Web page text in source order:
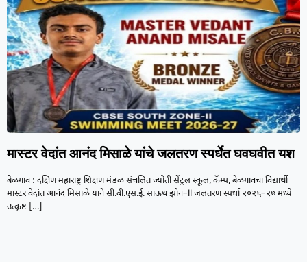
मास्टर वेदांत आनंद मिसाळे यांचे जलतरण स्पर्धेत घवघवीत यश
बेळगाव : दक्षिण महाराष्ट्र शिक्षण मंडळ संचलित ज्योती सेंट्रल स्कूल, कॅम्प, बेळगावचा विद्यार्थी
मास्टर वेदांत आनंद मिसाळे याने सी.बी.एस.ई. साऊथ झोन–II जलतरण स्पर्धा २०२६–२७ मध्ये
उत्कृष्ट […]